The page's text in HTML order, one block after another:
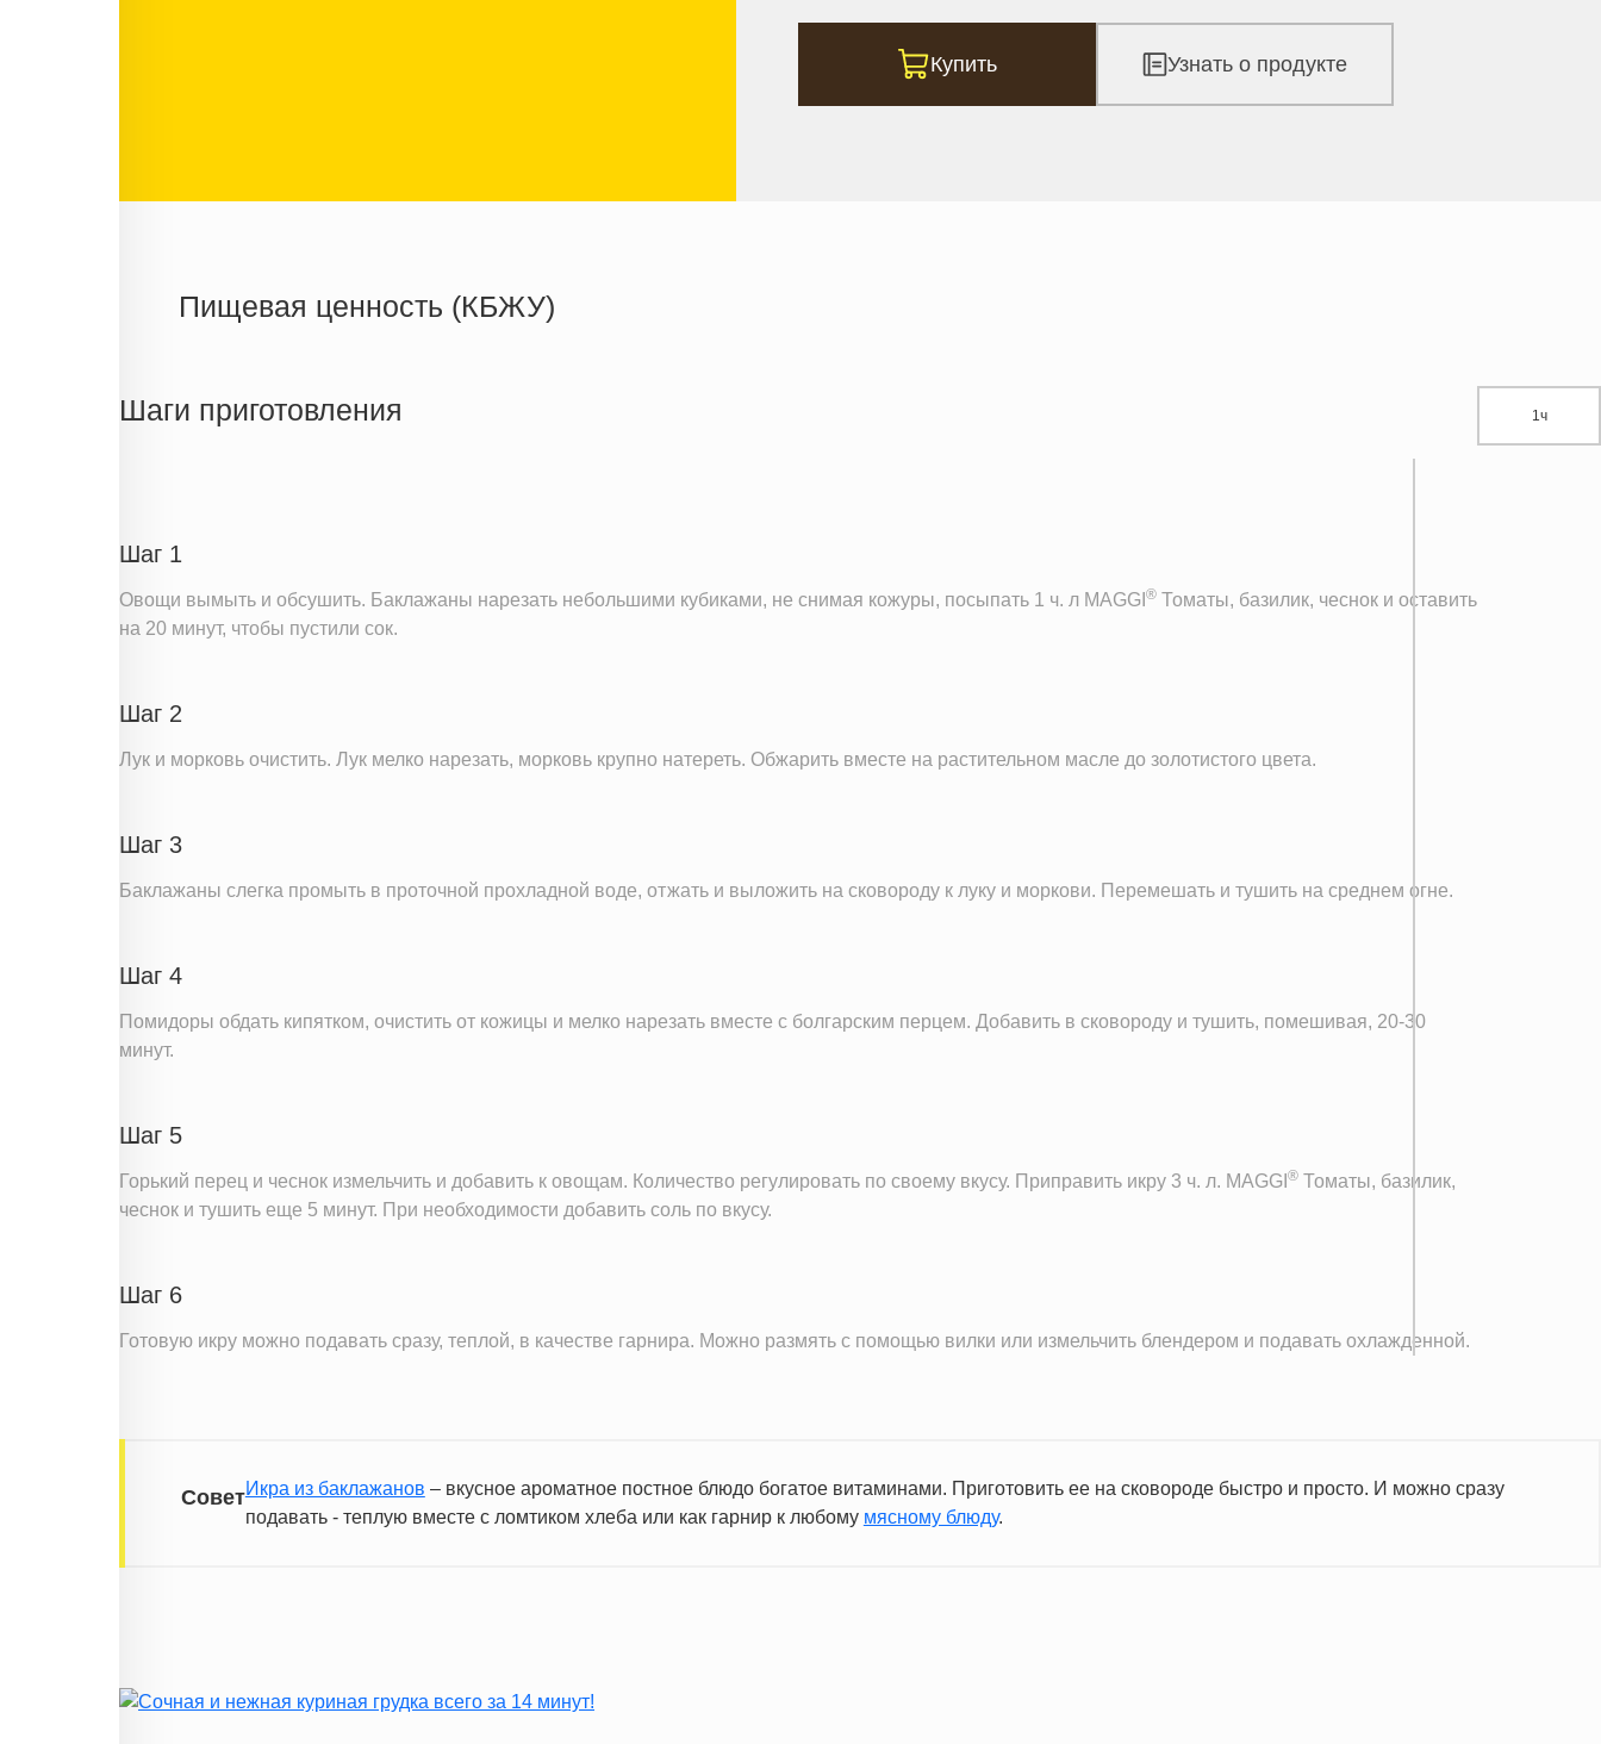
Купить Узнать о продукте
Пищевая ценность (КБЖУ)
Белки
Шаги приготовления 1ч
Шаг 1
Овощи вымыть и обсушить. Баклажаны нарезать небольшими кубиками, не снимая кожуры, посыпать 1 ч. л MAGGI ® Томаты, базилик, чеснок и оставить
на 20 минут, чтобы пустили сок.
Шаг 2
Лук и морковь очистить. Лук мелко нарезать, морковь крупно натереть. Обжарить вместе на растительном масле до золотистого цвета.
Шаг 3
Баклажаны слегка промыть в проточной прохладной воде, отжать и выложить на сковороду к луку и моркови. Перемешать и тушить на среднем огне.
Шаг 4
Помидоры обдать кипятком, очистить от кожицы и мелко нарезать вместе с болгарским перцем. Добавить в сковороду и тушить, помешивая, 20-30
минут.
Шаг 5
Горький перец и чеснок измельчить и добавить к овощам. Количество регулировать по своему вкусу. Приправить икру 3 ч. л. MAGGI ® Томаты, базилик,
чеснок и тушить еще 5 минут. При необходимости добавить соль по вкусу.
Шаг 6
Готовую икру можно подавать сразу, теплой, в качестве гарнира. Можно размять с помощью вилки или измельчить блендером и подавать охлажденной.
СоветИкра из баклажанов – вкусное ароматное постное блюдо богатое витаминами. Приготовить ее на сковороде быстро и просто. И можно сразу
подавать - теплую вместе с ломтиком хлеба или как гарнир к любому мясному блюду.